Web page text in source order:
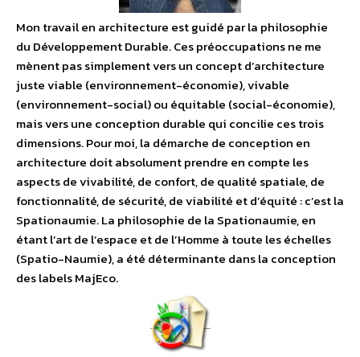
Mon travail en architecture est guidé par la philosophie
du Développement Durable. Ces préoccupations ne me
mènent pas simplement vers un concept d’architecture
juste viable (environnement-économie), vivable
(environnement-social) ou équitable (social-économie),
mais vers une conception durable qui concilie ces trois
dimensions. Pour moi, la démarche de conception en
architecture doit absolument prendre en compte les
aspects de vivabilité, de confort, de qualité spatiale, de
fonctionnalité, de sécurité, de viabilité et d’équité : c’est la
Spationaumie. La philosophie de la Spationaumie, en
étant l’art de l’espace et de l’Homme à toute les échelles
(Spatio-Naumie), a été déterminante dans la conception
des labels MajEco.